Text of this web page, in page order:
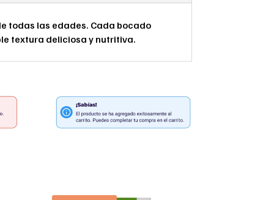
todas las edades. Cada bocado
textura deliciosa y nutritiva.